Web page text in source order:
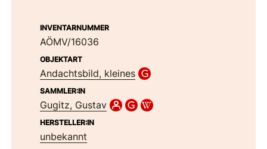
INVENTARNUMMER
AÖMV/16036
OBJEKTART
Andachtsbild, kleines
SAMMLER:IN
Gugitz, Gustav
HERSTELLER:IN
unbekannt